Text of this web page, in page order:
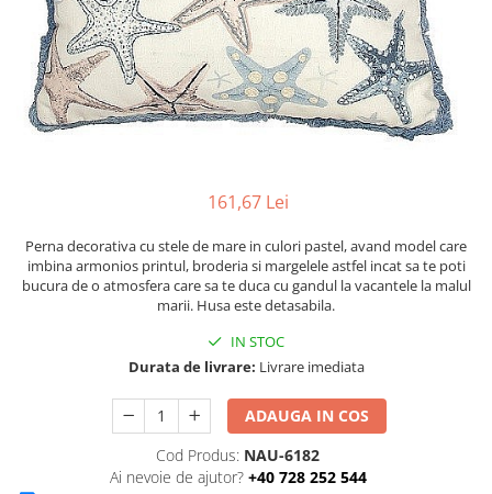
Barci, vapoare, ambarcatiuni
Pesti
Decoratiuni care se agata
Tablouri
161,67 Lei
Perna decorativa cu stele de mare in culori pastel, avand model care
imbina armonios printul, broderia si margelele astfel incat sa te poti
bucura de o atmosfera care sa te duca cu gandul la vacantele la malul
marii. Husa este detasabila.
IN STOC
Durata de livrare: Livrare imediata
ADAUGA IN COS
Cod Produs: NAU-6182
Ai nevoie de ajutor? +40 728 252 544